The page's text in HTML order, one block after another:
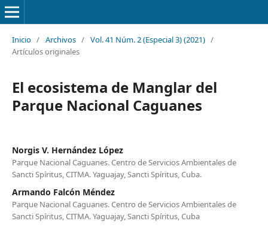
Inicio / Archivos / Vol. 41 Núm. 2 (Especial 3) (2021) /
Artículos originales
El ecosistema de Manglar del
Parque Nacional Caguanes
Norgis V. Hernández López
Parque Nacional Caguanes. Centro de Servicios Ambientales de
Sancti Spíritus, CITMA. Yaguajay, Sancti Spíritus, Cuba.
Armando Falcón Méndez
Parque Nacional Caguanes. Centro de Servicios Ambientales de
Sancti Spíritus, CITMA. Yaguajay, Sancti Spíritus, Cuba